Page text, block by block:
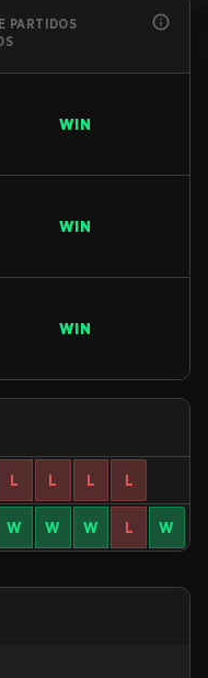
PARTIDOS
WIN
WIN
WIN
L L L L
W W W L W